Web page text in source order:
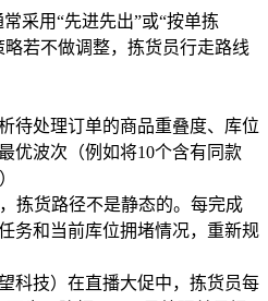
采用“先进先出”或“按单拣
若不做调整，拣货员行走路线
待处理订单的商品重叠度、库位
优波次（例如将10个含有同款
拣货路径不是静态的。每完成
务和当前库位拥堵情况，重新规
科技）在直播大促中，拣货员每